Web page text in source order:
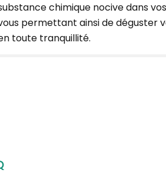
chimique nocive dans
permettant ainsi de déguster
toute tranquillité.